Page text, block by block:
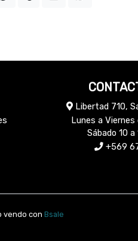
Libertad 710,
Lunes a Viernes
Sábado 10 a
+569
vendo con Bsale